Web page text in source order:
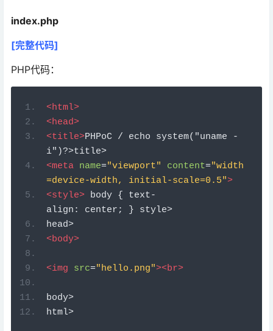
index.php
[完整代码]
PHP代码：
<html>
<head>
<title>PHPoC / echo system("uname -
i")?>title>
<meta name="viewport" content="width
=device-width, initial-scale=0.5">
<style> body { text-
align: center; } style>
head>
<body>
<img src="hello.png"><br>
body>
html>